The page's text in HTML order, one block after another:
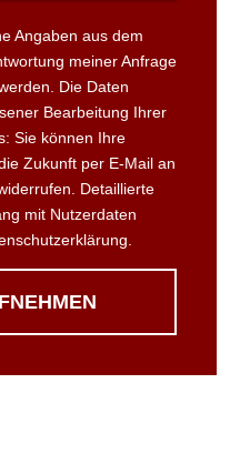
Angaben aus dem
meiner Anfrage
Die Daten
Bearbeitung Ihrer
Sie können Ihre
Zukunft per E-Mail an
Detaillierte
mit Nutzerdaten